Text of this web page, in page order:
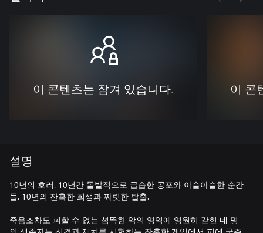
이 콘텐츠는 잠겨 있습니다. 이 콘
설명
10년의 호러. 10년간 돌발적으로 급습한 공포와 아슬아슬한 순간
들. 10년의 잔혹한 희생과 짜릿한 탈출.
죽음조차도 피할 수 없는 섬뜩한 악의 영역에 영원히 갇힌 네 명